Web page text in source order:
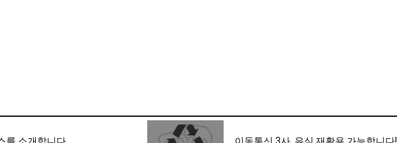
를 소개합니다 이동통신 3사, 유심 재활용 가능합니다!